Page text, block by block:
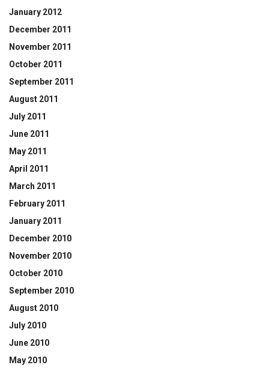
January 2012
December 2011
November 2011
October 2011
September 2011
August 2011
July 2011
June 2011
May 2011
April 2011
March 2011
February 2011
January 2011
December 2010
November 2010
October 2010
September 2010
August 2010
July 2010
June 2010
May 2010